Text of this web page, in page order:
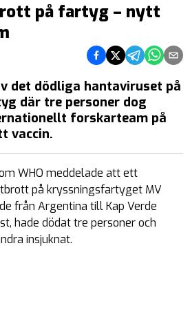
på fartyg – nytt
Dela på Facebook
Dela på Twitter
Dela påDela på
Dela
det dödliga hantaviruset på
där tre personer dog
forskarteam på
vaccin.
WHO meddelade att ett
på kryssningsfartyget MV
från Argentina till Kap Verde
hade dödat tre personer och
insjuknat.